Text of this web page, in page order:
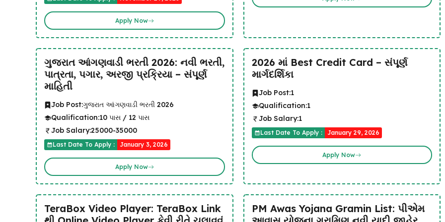
Apply Now
ગુજરાત આંગણવાડી ભરતી 2026: નવી ભરતી,
પાત્રતા, પગાર, અરજી પ્રક્રિયા – સંપૂર્ણ
માહિતી
Job Post:ગુજરાત આંગણવાડી ભરતી 2026
Qualification:10 પાસ / 12 પાસ
Job Salary:25000-35000
Last Date To Apply : January 3, 2026
Apply Now
2026 માં Best Credit Card – સંપૂર્ણ
માર્ગદર્શિકા
Job Post:1
Qualification:1
Job Salary:1
Last Date To Apply : January 29, 2026
Apply Now
TeraBox Video Player: TeraBox Link
PM Awas Yojana Gramin List: પીએમ